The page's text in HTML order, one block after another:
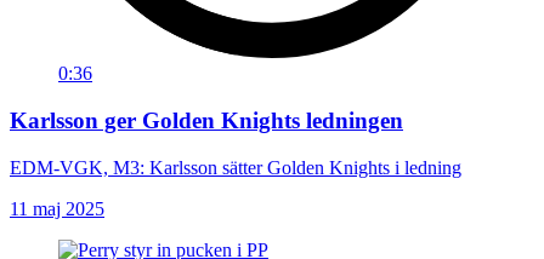
0:36
Karlsson ger Golden Knights ledningen
EDM-VGK, M3: Karlsson sätter Golden Knights i ledning
11 maj 2025